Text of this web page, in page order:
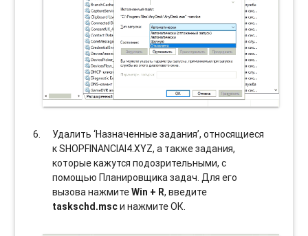
Удалить ‘Назначенные задания’, относящиеся
к SHOPFINANCIAI4.XYZ, а также задания,
которые кажутся подозрительными, с
помощью Планировщика задач. Для его
вызова нажмитеWin + R, введите
taskschd.mscи нажмите ОК.